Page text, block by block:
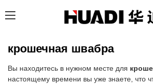
крошечная швабра
Вы находитесь в нужном месте для
настоящему времени вы уже знаете, что